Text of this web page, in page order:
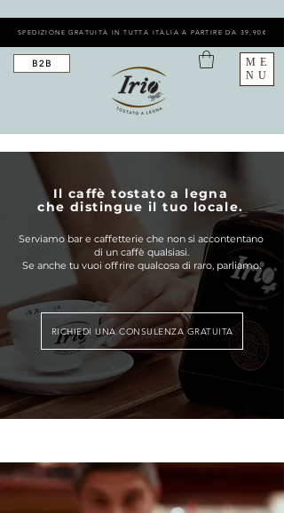
B2B
SPEDIZIONE GRATUITA IN TUTTA ITALIA A PARTIRE DA 39,90€
ME
NU
Il caffè tostato a legna
che distingue il tuo locale.
Serviamo bar e caffetterie che non si accontentano
di un caffè qualsiasi.
Se anche tu vuoi offrire qualcosa di raro, parliamo.
RICHIEDI UNA CONSULENZA GRATUITA